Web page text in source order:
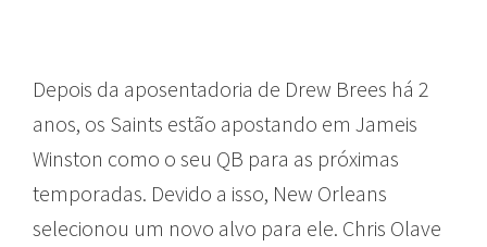
Depois da aposentadoria de Drew Brees há 2
anos, os Saints estão apostando em Jameis
Winston como o seu QB para as próximas
temporadas. Devido a isso, New Orleans
selecionou um novo alvo para ele. Chris Olave